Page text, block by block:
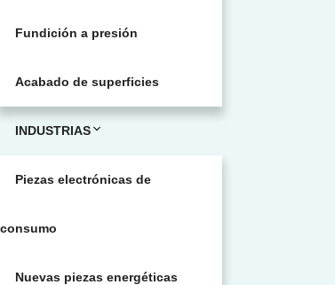
Fundición a presión
Acabado de superficies
INDUSTRIAS
Piezas electrónicas de
consumo
Nuevas piezas energéticas